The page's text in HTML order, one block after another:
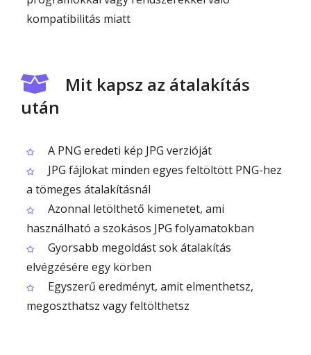
kompatibilitás miatt
Mit kapsz az átalakítás
után
A PNG eredeti kép JPG verzióját
JPG fájlokat minden egyes feltöltött PNG-hez
a tömeges átalakításnál
Azonnal letölthető kimenetet, ami
használható a szokásos JPG folyamatokban
Gyorsabb megoldást sok átalakítás
elvégzésére egy körben
Egyszerű eredményt, amit elmenthetsz,
megoszthatsz vagy feltölthetsz